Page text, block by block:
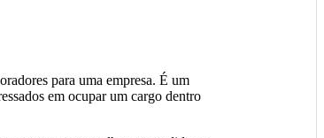
para uma empresa. É um
em ocupar um cargo dentro